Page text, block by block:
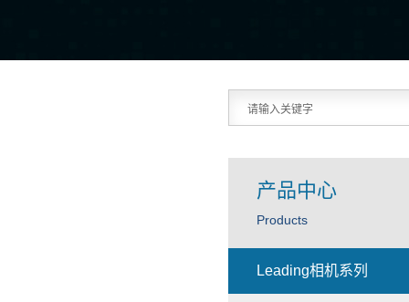
产品中心
Products
Leading相机系列